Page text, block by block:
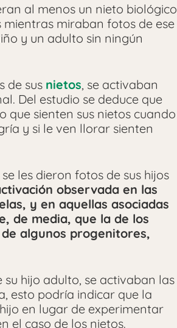
al menos un nieto biológico
miraban fotos de ese
y un adulto sin ningún
de sus nietos, se activaban
Del estudio se deduce que
que sienten sus nietos cuando
y si le ven llorar sienten
les dieron fotos de sus hijos
observada en las
y en aquellas asociadas
de media, que la de los
algunos progenitores,
hijo adulto, se activaban las
esto podría indicar que la
en lugar de experimentar
el caso de los nietos.